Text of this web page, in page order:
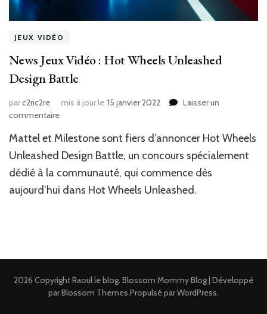
JEUX VIDÉO
News Jeux Vidéo : Hot Wheels Unleashed
Design Battle
parc2ric2re mis à jour le 15 janvier 2022
Laisser un
commentairesur
Jeux
Vidéo
Hot
Wheels
Mattel et Milestone sont fiers d’annoncer Hot Wheels
Unleashed Design Battle, un concours spécialement
dédié à la communauté, qui commence dès
aujourd’hui dans Hot Wheels Unleashed.
2026 CopyrightRaoul le blog. Blossom Mommy Blog | Développé
parBlossom Themes.Propulsé parWordPress.